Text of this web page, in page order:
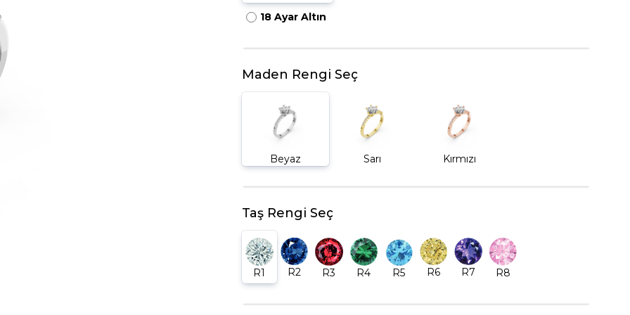
18 Ayar Altın
Maden Rengi Seç
Beyaz Sarı Kırmızı
Taş Rengi Seç
R1 R2 R3 R4 R5 R6 R7 R8